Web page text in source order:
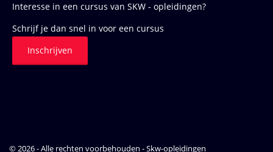
Interesse in een cursus van SKW - opleidingen?
Schrijf je dan snel in voor een cursus
Inschrijven
© 2026 - Alle rechten voorbehouden - Skw-opleidingen